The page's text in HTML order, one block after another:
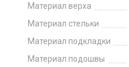
Материал верха
Материал стельки
Материал подкладки
Материал подошвы